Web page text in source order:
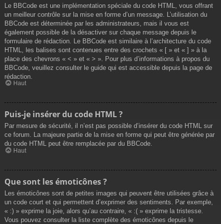
Le BBCode est une implémentation spéciale du code HTML, vous offrant
un meilleur contrôle sur la mise en forme d’un message. L’utilisation du
BBCode est déterminée par les administrateurs, mais il vous est
également possible de la désactiver sur chaque message depuis le
formulaire de rédaction. Le BBCode est similaire à l’architecture du code
HTML, les balises sont contenues entre des crochets « [ » et « ] » à la
place des chevrons « < » et « > ». Pour plus d’informations à propos du
BBCode, veuillez consulter le guide qui est accessible depuis la page de
rédaction.
Haut
Puis-je insérer du code HTML ?
Par mesure de sécurité, il n’est pas possible d’insérer du code HTML sur
ce forum. La majeure partie de la mise en forme qui peut être générée par
du code HTML peut être remplacée par du BBCode.
Haut
Que sont les émoticônes ?
Les émoticônes sont de petites images qui peuvent être utilisées grâce à
un code court et qui permettent d’exprimer des sentiments. Par exemple,
« :) » exprime la joie, alors qu’au contraire, « :( » exprime la tristesse.
Vous pouvez consulter la liste complète des émoticônes depuis le